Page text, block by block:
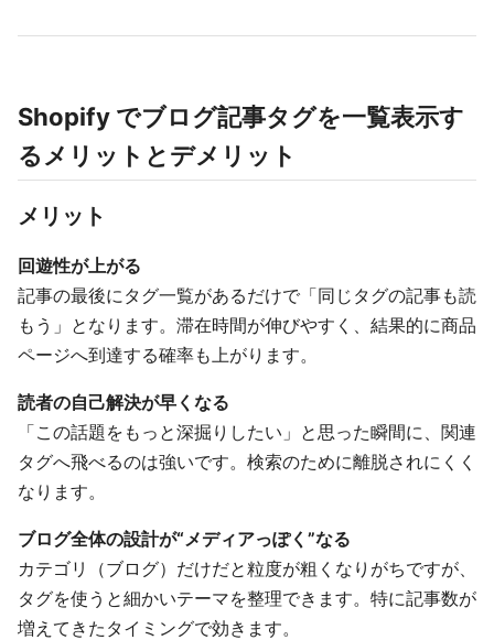
Shopify でブログ記事タグを一覧表示す
るメリットとデメリット
メリット
回遊性が上がる
記事の最後にタグ一覧があるだけで「同じタグの記事も読
もう」となります。滞在時間が伸びやすく、結果的に商品
ページへ到達する確率も上がります。
読者の自己解決が早くなる
「この話題をもっと深掘りしたい」と思った瞬間に、関連
タグへ飛べるのは強いです。検索のために離脱されにくく
なります。
ブログ全体の設計が“メディアっぽく”なる
カテゴリ（ブログ）だけだと粒度が粗くなりがちですが、
タグを使うと細かいテーマを整理できます。特に記事数が
増えてきたタイミングで効きます。